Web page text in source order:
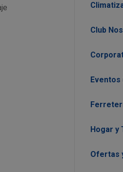
Club
Eventos
Hogar y
Ofertas